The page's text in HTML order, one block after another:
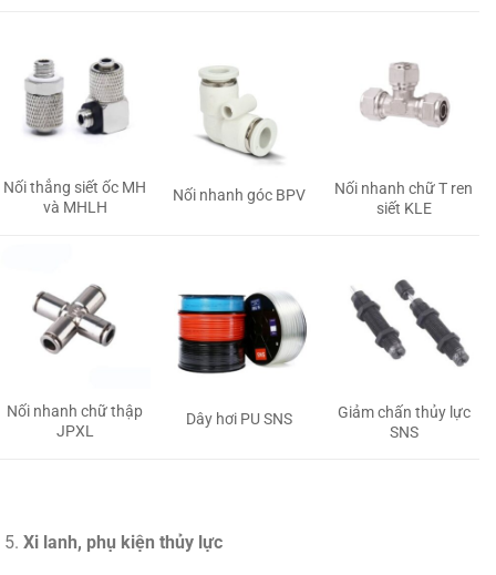
Nối thẳng siết ốc MH
và MHLH
Nối nhanh góc BPV
Nối nhanh chữ T ren
siết KLE
Nối nhanh chữ thập
JPXL
Dây hơi PU SNS
Giảm chấn thủy lực
SNS
Xi lanh, phụ kiện thủy lực